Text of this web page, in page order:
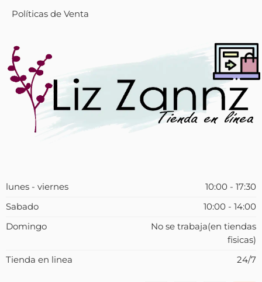
Políticas de Venta
lunes - viernes
10:00 - 17:30
Sabado
10:00 - 14:00
Domingo
No se trabaja(en tiendas
fisicas)
Tienda en linea
24/7